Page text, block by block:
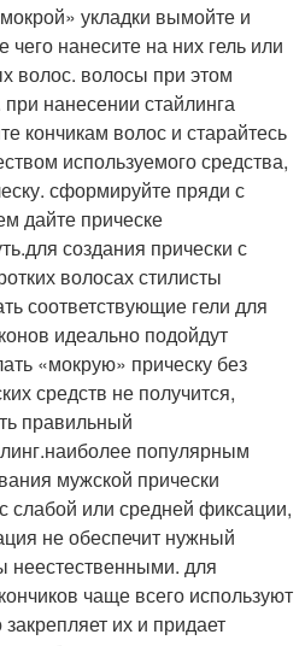
укладки вымойте и
нанесите на них гель или
волос. волосы при этом
нанесении стайлинга
кончикам волос и старайтесь
используемого средства,
сформируйте пряди с
дайте прическе
создания прически с
волосах стилисты
соответствующие гели для
идеально подойдут
«мокрую» прическу без
средств не получится,
правильный
популярным
мужской прически
слабой или средней фиксации,
не обеспечит нужный
неестественными. для
чаще всего используют
их и придает